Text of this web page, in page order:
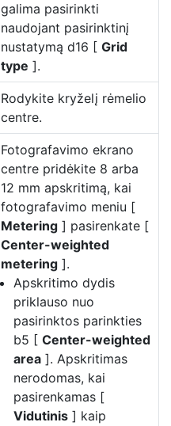
galima pasirinkti
naudojant pasirinktinį
nustatymą d16 [ Grid
type ].
Rodykite kryželį rėmelio
centre.
Fotografavimo ekrano
centre pridėkite 8 arba
12 mm apskritimą, kai
fotografavimo meniu [
Metering ] pasirenkate [
Center-weighted
metering ].
Apskritimo dydis
priklauso nuo
pasirinktos parinkties
b5 [ Center-weighted
area ]. Apskritimas
nerodomas, kai
pasirenkamas [
Vidutinis ] kaip